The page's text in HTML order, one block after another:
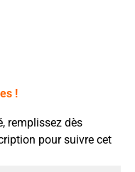
!
remplissez dès
pour suivre cet